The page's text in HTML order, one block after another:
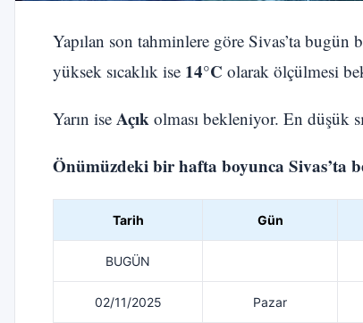
Yapılan son tahminlere göre Sivas’ta bugün
yüksek sıcaklık ise 14°C olarak ölçülmesi
Yarın ise Açık olması bekleniyor. En düşük
Önümüzdeki bir hafta boyunca Sivas’ta
Tarih Gün
BUGÜN
02/11/2025 Pazar